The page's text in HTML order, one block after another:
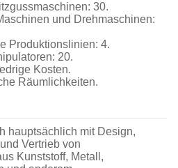
30.
und Drehmaschinen:
Produktionslinien: 4.
20.
Kosten.
Räumlichkeiten.
hauptsächlich mit Design,
Vertrieb von
Kunststoff, Metall,